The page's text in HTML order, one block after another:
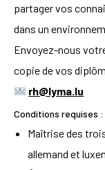
partager vos
dans un
Envoyez-nous
copie de vos
rh@lyma.lu
Conditions requises :
Maîtrise des
allemand et